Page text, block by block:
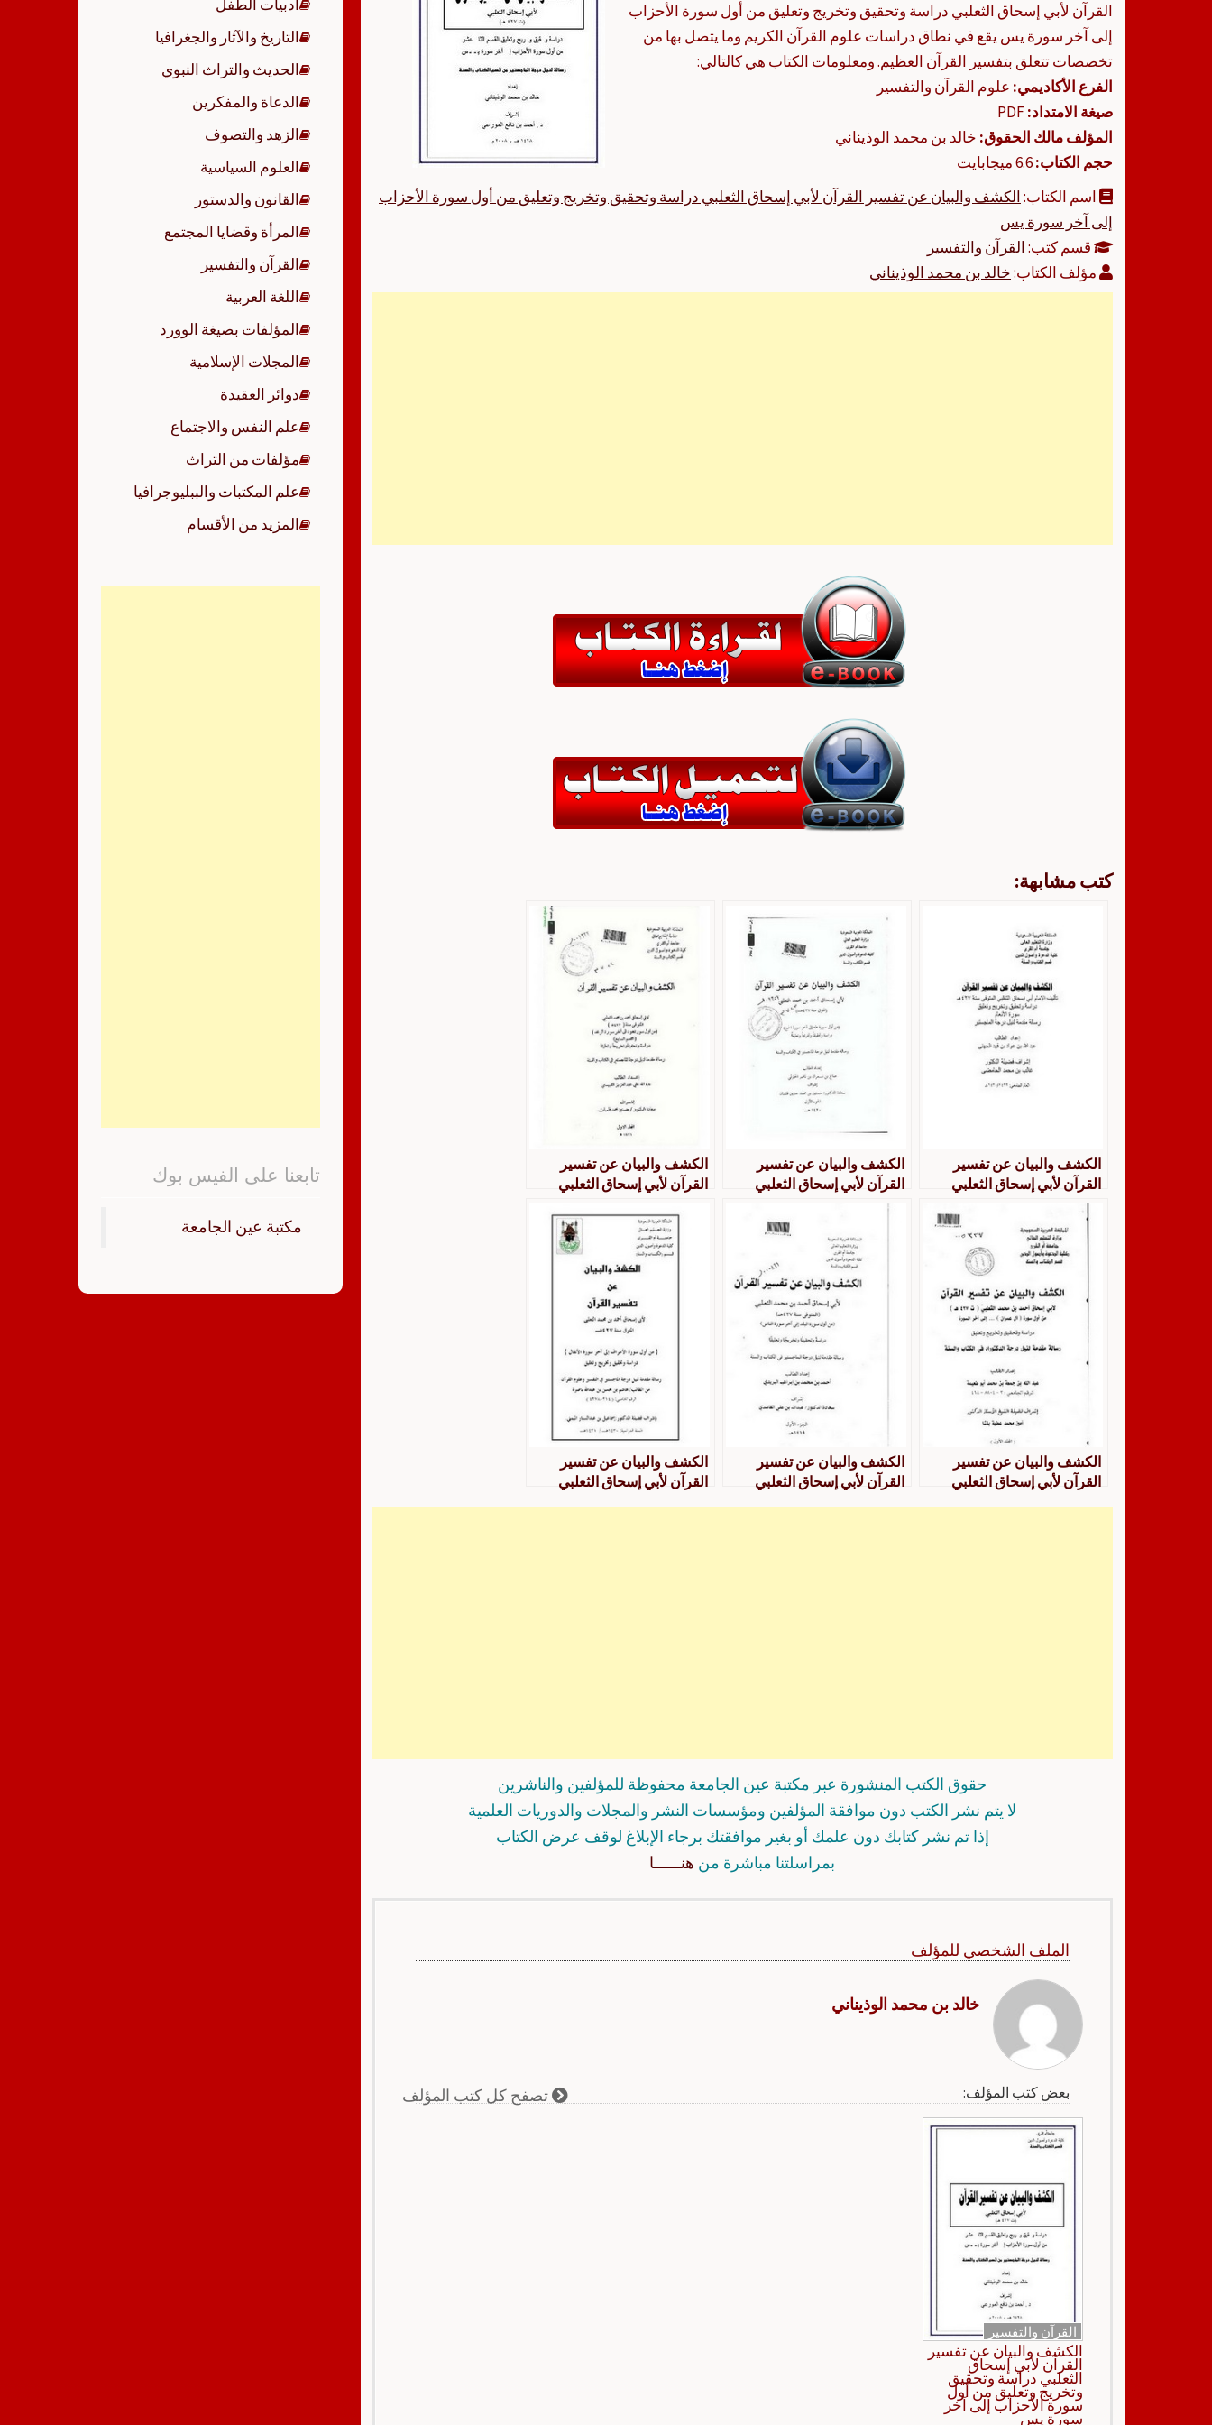
القرآن لأبي إسحاق الثعلبي دراسة وتحقيق وتخريج وتعليق من أول سورة الأحزاب
إلى آخر سورة يس يقع في نطاق دراسات علوم القرآن الكريم وما يتصل بها من
تخصصات تتعلق بتفسير القرآن العظيم. ومعلومات الكتاب هي كالتالي:
الفرع الأكاديمي: علوم القرآن والتفسير
صيغة الامتداد:
المؤلف مالك الحقوق: خالد بن محمد الوذيناني
حجم الكتاب:
اسم الكتاب:الكشف والبيان عن تفسير القرآن لأبي إسحاق الثعلبي دراسة وتحقيق وتخريج وتعليق من أول سورة الأحزاب
إلى آخر سورة يس
قسم كتب:القرآن والتفسير
مؤلف الكتاب:خالد بن محمد الوذيناني
كتب مشابهة:
الكشف والبيان عن تفسير
القرآن لأبي إسحاق الثعلبي
دراسة وتحقيق وتخريج وتعليق
سورة الأنعام
الكشف والبيان عن تفسير
القرآن لأبي إسحاق الثعلبي
دراسة وتحقيق وتخريج وتعليق
من أول سورة طه إلى آخر
سورة الحج
الكشف والبيان عن تفسير
القرآن لأبي إسحاق الثعلبي
من أول سورة هود إلى آخر
سورة الرعد
الكشف والبيان عن تفسير
القرآن لأبي إسحاق الثعلبي
الكشف والبيان عن تفسير
القرآن لأبي إسحاق الثعلبي
الكشف والبيان عن تفسير
القرآن لأبي إسحاق الثعلبي
حقوق الكتب المنشورة عبر مكتبة عين الجامعة محفوظة للمؤلفين والناشرين
لا يتم نشر الكتب دون موافقة المؤلفين ومؤسسات النشر والمجلات والدوريات العلمية
إذا تم نشر كتابك دون علمك أو بغير موافقتك برجاء الإبلاغ لوقف عرض الكتاب
بمراسلتنا مباشرة من هنــــــا
الملف الشخصي للمؤلف
خالد بن محمد الوذيناني
بعض كتب المؤلف: تصفح كل كتب المؤلف
القرآن والتفسير
الكشف والبيان عن تفسير
القرآن لأبي إسحاق
الثعلبي دراسة وتحقيق
وتخريج وتعليق من أول
سورة الأحزاب إلى آخر
سورة يس
أدبيات الطفل
التاريخ والآثار والجغرافيا
الحديث والتراث النبوي
الدعاة والمفكرين
الزهد والتصوف
العلوم السياسية
القانون والدستور
المرأة وقضايا المجتمع
القرآن والتفسير
اللغة العربية
المؤلفات بصيغة الوورد
المجلات الإسلامية
دوائر العقيدة
علم النفس والاجتماع
مؤلفات من التراث
علم المكتبات والببليوجرافيا
المزيد من الأقسام
تابعنا على الفيس بوك
‏مكتبة عين الجامعة‏